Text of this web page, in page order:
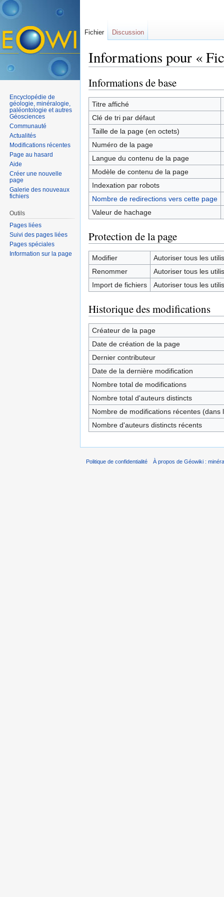
Informations pour «
Informations de base
Titre affiché
Clé de tri par défaut
Taille de la page (en octets)
Numéro de la page
Langue du contenu de la page
Modèle de contenu de la page
Indexation par robots
Nombre de redirections vers cette page
Valeur de hachage
Protection de la page
Modifier
Autoriser tous les
Renommer
Autoriser tous les
Import de fichiers
Autoriser tous les
Historique des modifications
Créateur de la page
Date de création de la page
Dernier contributeur
Date de la dernière modification
Nombre total de modifications
Nombre total d'auteurs distincts
Nombre de modifications récentes (dans
Nombre d'auteurs distincts récents
Fichier Discussion
Encyclopédie de
géologie, minéralogie,
paléontologie et autres
Géosciences
Communauté
Actualités
Modifications récentes
Page au hasard
Aide
Créer une nouvelle
page
Galerie des nouveaux
fichiers
Outils
Pages liées
Suivi des pages liées
Pages spéciales
Information sur la page
Politique de confidentialité À propos de Géowiki :